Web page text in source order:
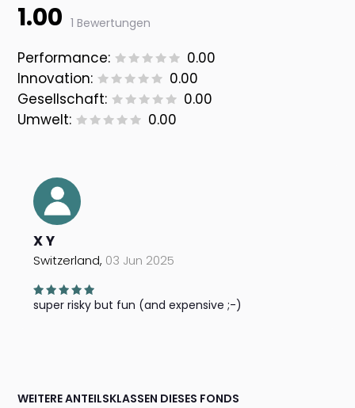
1.00 1 Bewertungen
Performance:
0.00
Innovation:
0.00
Gesellschaft:
0.00
Umwelt:
0.00
X Y
Switzerland, 03 Jun 2025
super risky but fun (and expensive ;-)
WEITERE ANTEILSKLASSEN DIESES FONDS